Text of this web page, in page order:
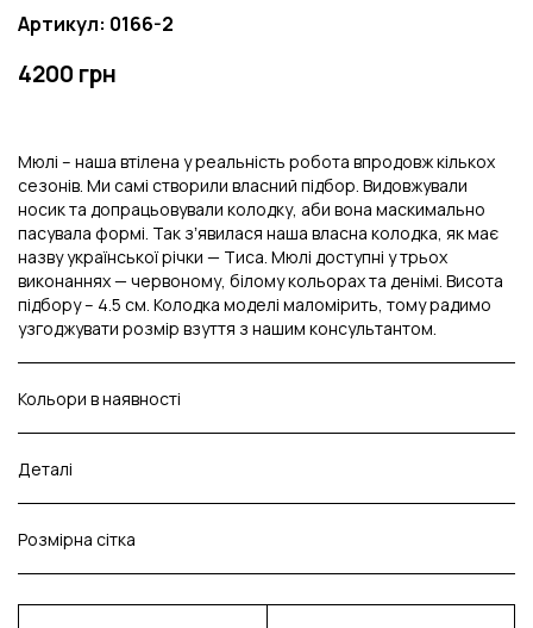
Артикул: 0166-2
4200 грн
Мюлі – наша втілена у реальність робота впродовж кількох
сезонів. Ми самі створили власний підбор. Видовжували
носик та допрацьовували колодку, аби вона маскимально
пасувала формі. Так зʼявилася наша власна колодка, як має
назву української річки — Тиса. Мюлі доступні у трьох
виконаннях — червоному, білому кольорах та денімі. Висота
підбору – 4.5 см. Колодка моделі маломірить, тому радимо
узгоджувати розмір взуття з нашим консультантом.
Кольори в наявності
Деталі
Розмірна сітка